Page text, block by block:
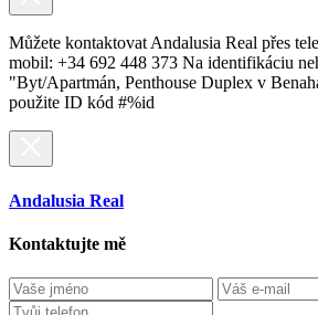
Můžete kontaktovat Andalusia Real přes
mobil: +34 692 448 373 Na identifikáciu
"Byt/Apartmán, Penthouse Duplex v
použite ID kód #%id
Andalusia Real
Kontaktujte mě